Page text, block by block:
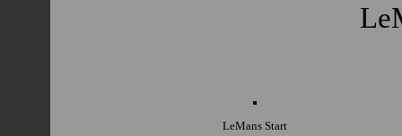
LeMans Start